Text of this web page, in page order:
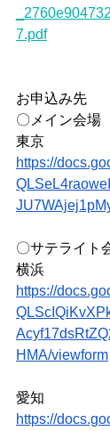
7.pdf
お申込み先
〇メイン会場
東京
https://
〇サテライト
横浜
https://
HMA/viewform
愛知
https://